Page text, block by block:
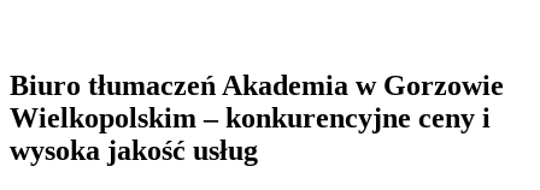
Biuro tłumaczeń Akademia w Gorzowie
Wielkopolskim – konkurencyjne ceny i
wysoka jakość usług